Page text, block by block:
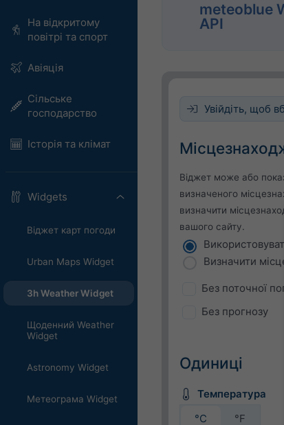
На відкритому
повітрі та спорт
Авіяція
Сільське
господарство
Історія та клімат
Widgets
Віджет карт погоди
Urban Maps Widget
3h Weather Widget
Щоденний Weather
Widget
Astronomy Widget
Метеограма Widget
meteoblue
API
Увійдіть, щоб
Віджет може або
визначеного
визначити
вашого сайту.
Визначити
Без поточної
Без прогнозу
Одиниці
Температура
°C
°F